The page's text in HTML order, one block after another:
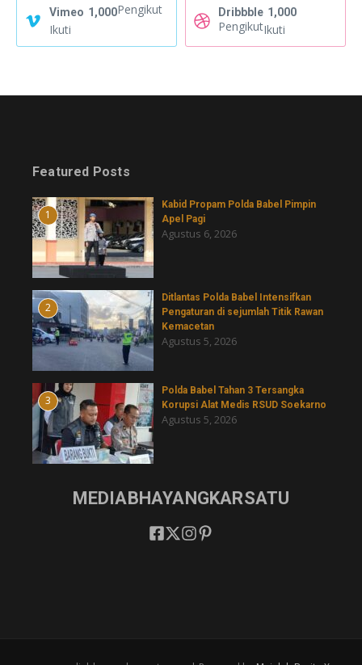
Vimeo 1,000Pengikut
Ikuti
Dribbble 1,000
PengikutIkuti
Featured Posts
1
Kabid Propam Polda Babel Pimpin
Apel Pagi
Agustus 6, 2026
2
Ditlantas Polda Babel Intensifkan
Pengaturan di sejumlah Titik Rawan
Kemacetan
Agustus 5, 2026
3
Polda Babel Tahan 3 Tersangka
Korupsi Alat Medis RSUD Soekarno
Agustus 5, 2026
MEDIABHAYANGKARSATU